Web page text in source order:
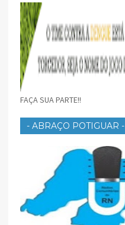
FAÇA SUA PARTE!!
- ABRAÇO POTIGUAR -